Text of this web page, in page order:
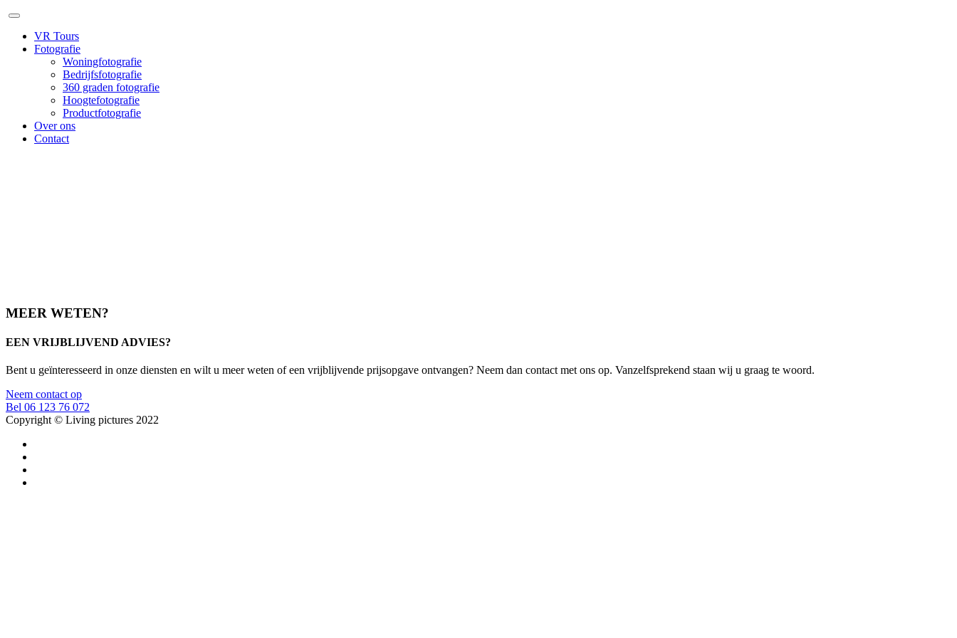
VR Tours
Fotografie
Woningfotografie
Bedrijfsfotografie
360 graden fotografie
Hoogtefotografie
Productfotografie
Over ons
Contact
MEER WETEN?
EEN VRIJBLIJVEND ADVIES?
Bent u geïnteresseerd in onze diensten en wilt u meer weten of een vrijblijvende prijsopgave ontvangen? Neem dan contact met ons op. Vanzelfsprekend staan wij u graag te woord.
Neem contact op
Bel 06 123 76 072
Copyright © Living pictures 2022